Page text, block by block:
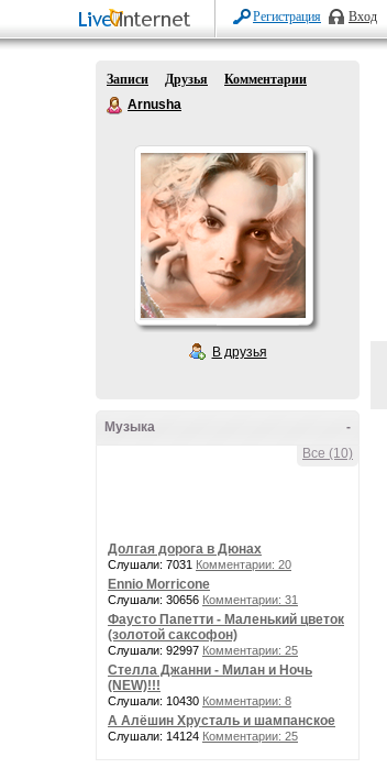
Регистрация Вход
Записи Друзья
Комментарии
Arnusha
В друзья
-
Музыка
Все (10)
Долгая дорога в Дюнах
Слушали: 7031 Комментарии: 20
Ennio Morricone
Слушали: 30656 Комментарии: 31
Фаусто Папетти - Маленький цветок
(золотой саксофон)
Слушали: 92997 Комментарии: 25
Стелла Джанни - Милан и Ночь
(NEW)!!!
Слушали: 10430 Комментарии: 8
А Алёшин Хрусталь и шампанское
Слушали: 14124 Комментарии: 25